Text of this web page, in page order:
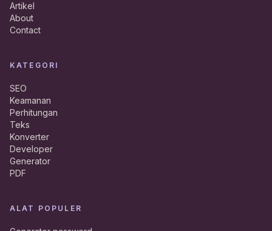
Artikel
About
Contact
KATEGORI
SEO
Keamanan
Perhitungan
Teks
Konverter
Developer
Generator
PDF
ALAT POPULER